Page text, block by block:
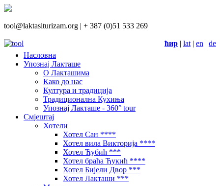
tool@laktasiturizam.org | + 387 (0)51 533 269
ћир | lat | en | de
Насловна
Упознај Лакташе
О Лакташима
Како до нас
Култура и традиција
Традиционална Кухиња
Упознај Лакташе - 360° tour
Смјештај
Хотели
Хотел Сан ****
Хотел вила Викторија ****
Хотел Ћубић ***
Хотел браћа Ђукић ****
Хотел Бијели Двор ***
Хотел Лакташи ***